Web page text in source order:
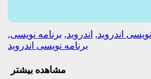
اندروید, اندروید, برنامه نویسی,
برنامه نویسی اندروید
مشاهده بیشتر